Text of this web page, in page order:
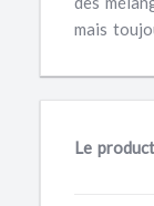
mais
Le